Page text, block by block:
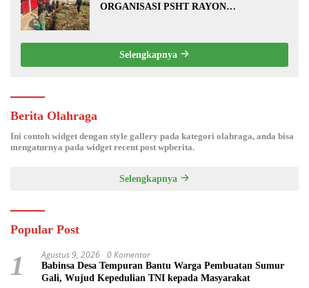
ORGANISASI PSHT RAYON
KEMANUNGGALAN TNI-RAKYAT
Selengkapnya
Berita Olahraga
Ini contoh widget dengan style gallery pada kategori olahraga, anda bisa
mengaturnya pada widget recent post wpberita.
Selengkapnya
Popular Post
1 Agustus 9, 2026 0 Komentar
Babinsa Desa Tempuran Bantu Warga Pembuatan Sumur
Gali, Wujud Kepedulian TNI kepada Masyarakat